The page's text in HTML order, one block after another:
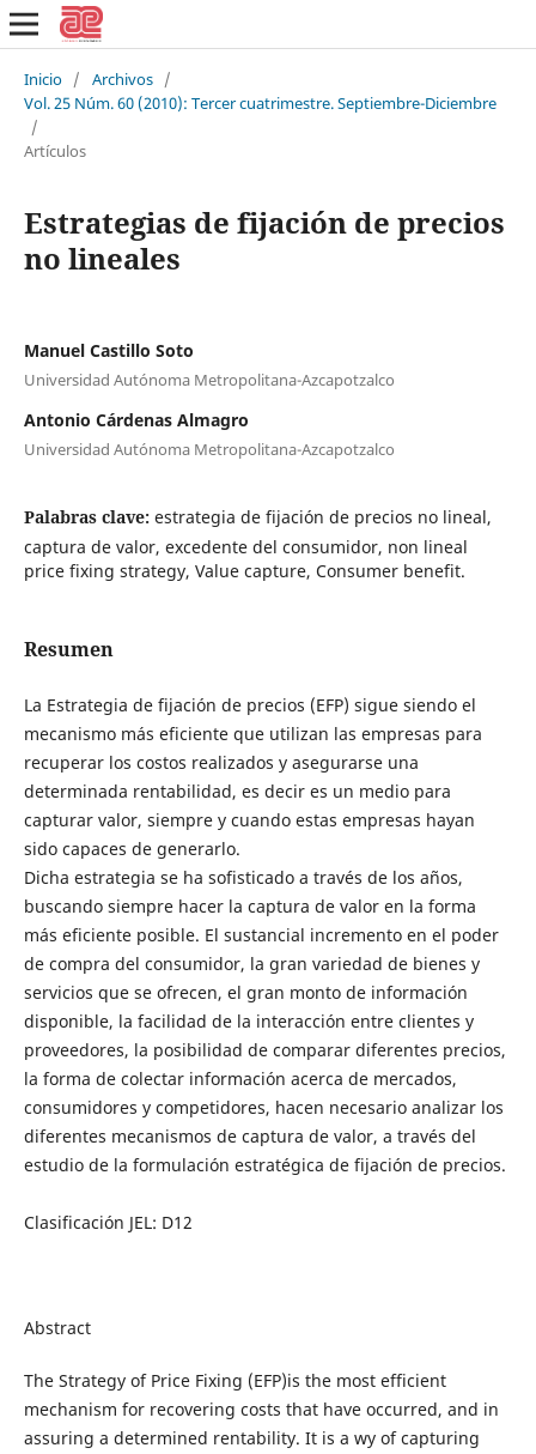
Inicio / Archivos /
Vol. 25 Núm. 60 (2010): Tercer cuatrimestre. Septiembre-Diciembre
/
Artículos
Estrategias de fijación de precios
no lineales
Manuel Castillo Soto
Universidad Autónoma Metropolitana-Azcapotzalco
Antonio Cárdenas Almagro
Universidad Autónoma Metropolitana-Azcapotzalco
Palabras clave: estrategia de fijación de precios no lineal,
captura de valor, excedente del consumidor, non lineal
price fixing strategy, Value capture, Consumer benefit.
Resumen
La Estrategia de fijación de precios (EFP) sigue siendo el
mecanismo más eficiente que utilizan las empresas para
recuperar los costos realizados y asegurarse una
determinada rentabilidad, es decir es un medio para
capturar valor, siempre y cuando estas empresas hayan
sido capaces de generarlo.
Dicha estrategia se ha sofisticado a través de los años,
buscando siempre hacer la captura de valor en la forma
más eficiente posible. El sustancial incremento en el poder
de compra del consumidor, la gran variedad de bienes y
servicios que se ofrecen, el gran monto de información
disponible, la facilidad de la interacción entre clientes y
proveedores, la posibilidad de comparar diferentes precios,
la forma de colectar información acerca de mercados,
consumidores y competidores, hacen necesario analizar los
diferentes mecanismos de captura de valor, a través del
estudio de la formulación estratégica de fijación de precios.
Clasificación JEL: D12
Abstract
The Strategy of Price Fixing (EFP)is the most efficient
mechanism for recovering costs that have occurred, and in
assuring a determined rentability. It is a wy of capturing